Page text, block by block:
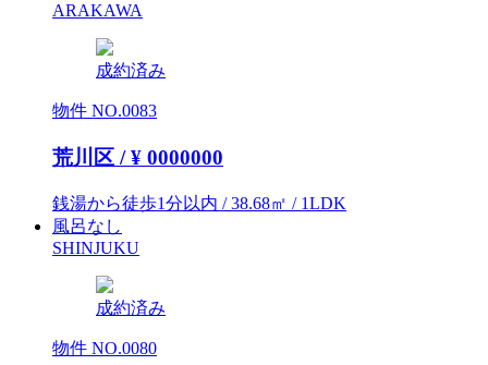
ARAKAWA
成約済み
物件 NO.0083
荒川区 / ¥ 0000000
銭湯から徒歩1分以内 / 38.68㎡ / 1LDK
風呂なし
SHINJUKU
成約済み
物件 NO.0080